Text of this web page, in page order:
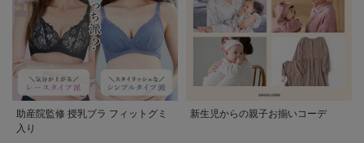
助産院監修 授乳ブラ フィットグミ
入り
新生児からの親子お揃いコーデ